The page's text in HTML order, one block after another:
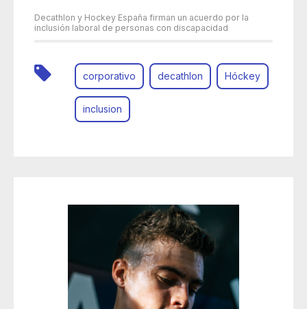
Decathlon y Hockey España firman un acuerdo por la
inclusión laboral de personas con discapacidad
corporativo decathlon Hóckey
inclusion